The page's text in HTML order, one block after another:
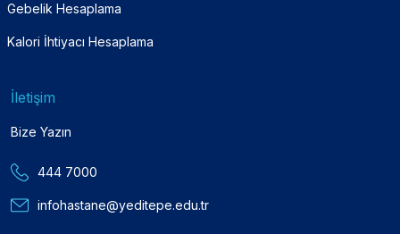
Gebelik Hesaplama
Kalori İhtiyacı Hesaplama
İletişim
Bize Yazın
444 7000
infohastane@yeditepe.edu.tr